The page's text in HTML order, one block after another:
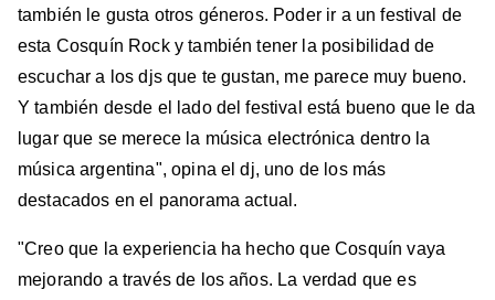
también le gusta otros géneros. Poder ir a un festival de
esta Cosquín Rock y también tener la posibilidad de
escuchar a los djs que te gustan, me parece muy bueno.
Y también desde el lado del festival está bueno que le da
lugar que se merece la música electrónica dentro la
música argentina", opina el dj, uno de los más
destacados en el panorama actual.
"Creo que la experiencia ha hecho que Cosquín vaya
mejorando a través de los años. La verdad que es